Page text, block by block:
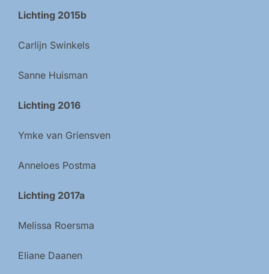
Lichting 2015b
Carlijn Swinkels
Sanne Huisman
Lichting 2016
Ymke van Griensven
Anneloes Postma
Lichting 2017a
Melissa Roersma
Eliane Daanen